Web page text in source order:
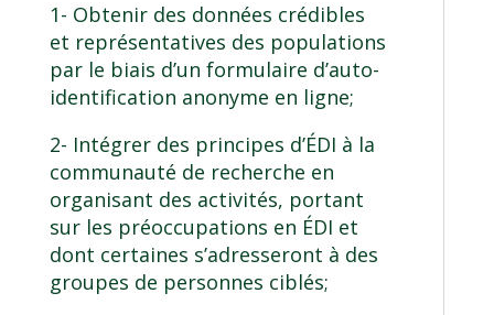
1- Obtenir des données crédibles
et représentatives des populations
par le biais d’un formulaire d’auto-
identification anonyme en ligne;
2- Intégrer des principes d’ÉDI à la
communauté de recherche en
organisant des activités, portant
sur les préoccupations en ÉDI et
dont certaines s’adresseront à des
groupes de personnes ciblés;